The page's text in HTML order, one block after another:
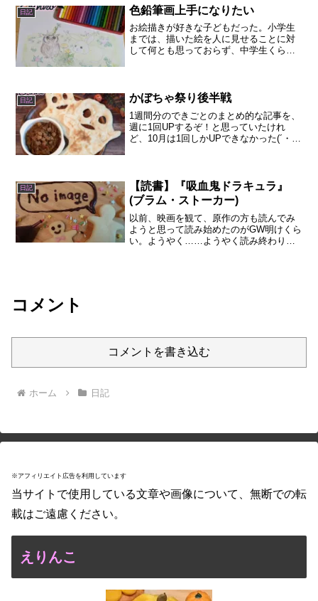
ものとか面白かったことたちをまとめて
書...
日記 色鉛筆画上手になりたい
お絵描きが好きな子どもだった。小学生
までは、描いた絵を人に見せることに対
して何とも思っておらず、中学生くらい
蛙、大海を知り「表現」する...
日記 かぼちゃ祭り後半戦
1週間分のできごとのまとめ的な記事を、
週に1回UPするぞ！と思っていたけれ
ど、10月は1回しかUPできなかった(´・
で、かぼちゃ祭...
日記
【読書】『吸血鬼ドラキュラ』
(ブラム・ス​トーカー)
以前、映画を観て、原作の方も読んでみ
ようと思って読み始めたのがGW明けくら
い。ようやく……ようやく読み終わりま
コメント
コメントを書き込む
ホーム 日記
※アフィリエイト広告を利用しています
当サイトで使用している文章や画像について、無断での転
載はご遠慮ください。
えりんこ